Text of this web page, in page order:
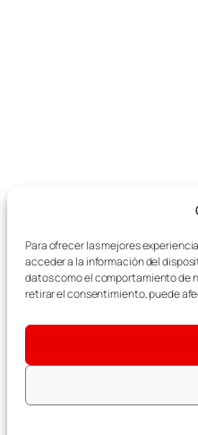
Para ofrecer las mejores
acceder a la información del
datos como el comportamiento de
retirar el consentimiento, puede